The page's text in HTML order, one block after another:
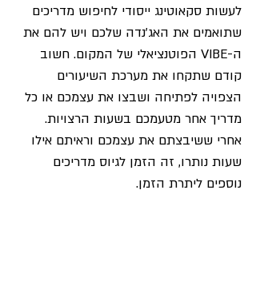
לעשות סקאוטינג ייסודי לחיפוש מדריכים
שתואמים את האג'נדה שלכם ויש להם את
ה-VIBE הפוטנציאלי של המקום. חשוב
קודם שתקחו את מערכת השיעורים
הצפויה לפתיחה ושבצו את עצמכם או כל
מדריך אחר מטעמכם בשעות הרצויות.
אחרי ששיבצתם את עצמכם וראיתם אילו
שעות נותרו, זה הזמן לגיוס מדריכים
נוספים ליתרת הזמן.